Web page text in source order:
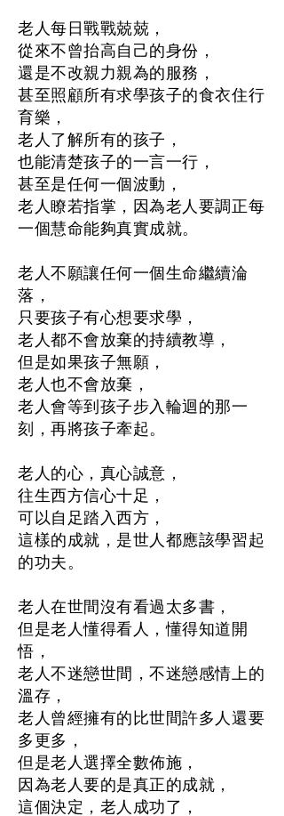
老人每日戰戰兢兢，
從來不曾抬高自己的身份，
還是不改親力親為的服務，
甚至照顧所有求學孩子的食衣住行
育樂，
老人了解所有的孩子，
也能清楚孩子的一言一行，
甚至是任何一個波動，
老人瞭若指掌，因為老人要調正每
一個慧命能夠真實成就。
老人不願讓任何一個生命繼續淪
落，
只要孩子有心想要求學，
老人都不會放棄的持續教導，
但是如果孩子無願，
老人也不會放棄，
老人會等到孩子步入輪迴的那一
刻，再將孩子牽起。
老人的心，真心誠意，
往生西方信心十足，
可以自足踏入西方，
這樣的成就，是世人都應該學習起
的功夫。
老人在世間沒有看過太多書，
但是老人懂得看人，懂得知道開
悟，
老人不迷戀世間，不迷戀感情上的
溫存，
老人曾經擁有的比世間許多人還要
多更多，
但是老人選擇全數佈施，
因為老人要的是真正的成就，
這個決定，老人成功了，